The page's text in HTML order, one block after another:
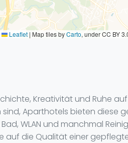
Leaflet | Map tiles byCarto, under CC BY
Kreativität und Ruhe
sind, Aparthotels bieten diese
WLAN und manchmal
auf die Qualität einer